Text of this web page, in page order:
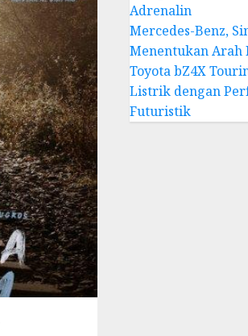
Adrenalin
Mercedes-Benz,
Menentukan Arah
Toyota bZ4X
Listrik dengan
Futuristik